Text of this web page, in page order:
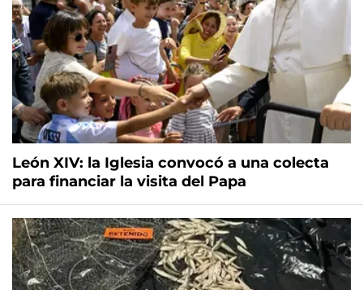
León XIV: la Iglesia convocó a una colecta
para financiar la visita del Papa